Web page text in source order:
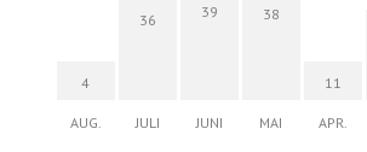
4
AUG.
36
JULI
39
JUNI
38
MAI
11
APR.